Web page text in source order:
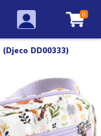
0
(Djeco DD00333)